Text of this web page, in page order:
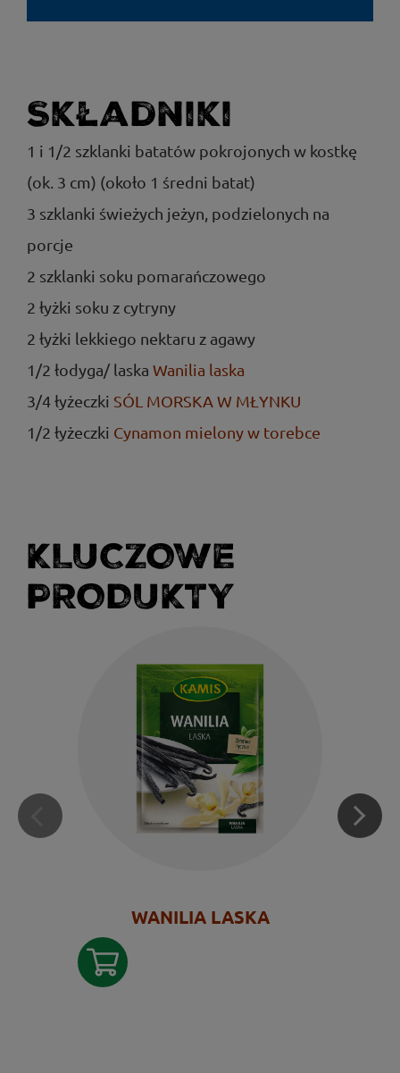
Składniki
1 i 1/2 szklanki batatów pokrojonych w kostkę
(ok. 3 cm) (około 1 średni batat)
3 szklanki świeżych jeżyn, podzielonych na
porcje
2 szklanki soku pomarańczowego
2 łyżki soku z cytryny
2 łyżki lekkiego nektaru z agawy
1/2 łodyga/ laska Wanilia laska
3/4 łyżeczki SÓL MORSKA W MŁYNKU
1/2 łyżeczki Cynamon mielony w torebce
KLUCZOWE
PRODUKTY
WANILIA LASKA